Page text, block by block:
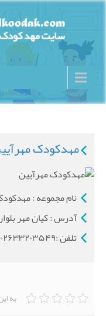
Skip
سایت مهد کودک های
مهدکودک
نام مجموعه :
آدرس : کیان مهر بلوار
تلفن :۰۲۶۳۳۲۰۳۵۴۹
به